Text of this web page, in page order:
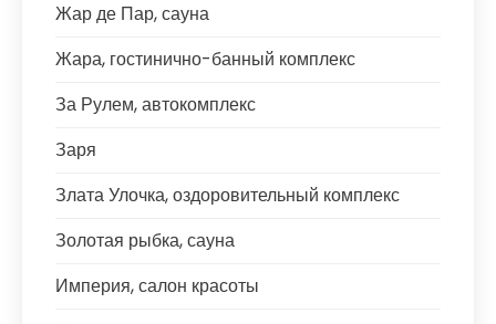
Жар де Пар, сауна
Жара, гостинично-банный комплекс
За Рулем, автокомплекс
Заря
Злата Улочка, оздоровительный комплекс
Золотая рыбка, сауна
Империя, салон красоты